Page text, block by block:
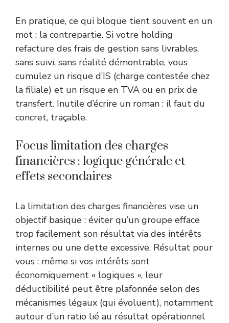
En pratique, ce qui bloque tient souvent en un
mot : la contrepartie. Si votre holding
refacture des frais de gestion sans livrables,
sans suivi, sans réalité démontrable, vous
cumulez un risque d’IS (charge contestée chez
la filiale) et un risque en TVA ou en prix de
transfert. Inutile d’écrire un roman : il faut du
concret, traçable.
Focus limitation des charges
financières : logique générale et
effets secondaires
La limitation des charges financières vise un
objectif basique : éviter qu’un groupe efface
trop facilement son résultat via des intérêts
internes ou une dette excessive. Résultat pour
vous : même si vos intérêts sont
économiquement « logiques », leur
déductibilité peut être plafonnée selon des
mécanismes légaux (qui évoluent), notamment
autour d’un ratio lié au résultat opérationnel